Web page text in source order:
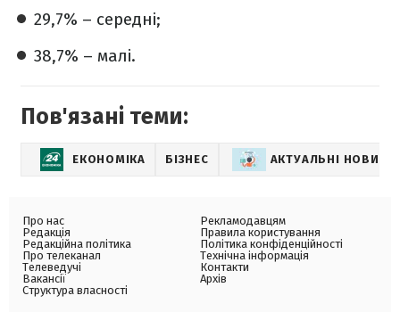
29,7% – середні;
38,7% – малі.
Пов'язані теми:
ЕКОНОМІКА БІЗНЕС АКТУАЛЬНІ НОВИНИ
Про нас
Редакція
Редакційна політика
Про телеканал
Телеведучі
Вакансії
Структура власності
Рекламодавцям
Правила користування
Політика конфіденційності
Технічна інформація
Контакти
Архів